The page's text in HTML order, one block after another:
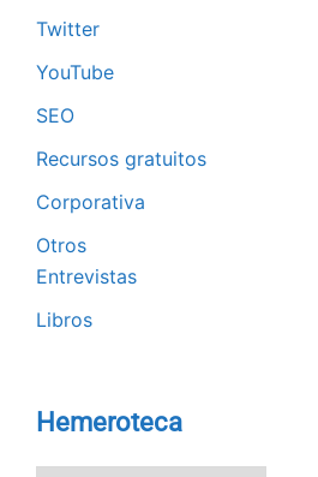
Twitter
YouTube
SEO
Recursos gratuitos
Corporativa
Otros
Entrevistas
Libros
Hemeroteca